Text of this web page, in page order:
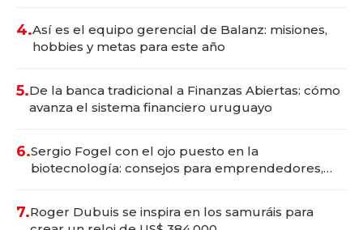
4.Así es el equipo gerencial de Balanz: misiones,
hobbies y metas para este año
5.De la banca tradicional a Finanzas Abiertas: cómo
avanza el sistema financiero uruguayo
6.Sergio Fogel con el ojo puesto en la
biotecnología: consejos para emprendedores,
7.Roger Dubuis se inspira en los samuráis para